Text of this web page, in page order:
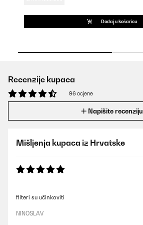
Dodaj u košaricu
Recenzije kupaca
96 ocjene
Napišite recenziju
Mišljenja kupaca iz Hrvatske
filteri su učinkoviti
NINOSLAV